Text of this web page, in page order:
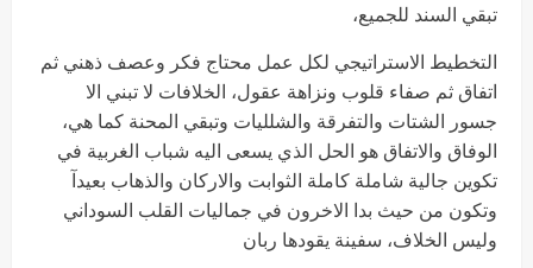
تبقي السند للجميع،
التخطيط الاستراتيجي لكل عمل محتاج فكر وعصف ذهني ثم
اتفاق ثم صفاء قلوب ونزاهة عقول، الخلافات لا تبني الا
جسور الشتات والتفرقة والشلليات وتبقي المحنة كما هي،
الوفاق والاتفاق هو الحل الذي يسعى اليه شباب الغربية في
تكوين جالية شاملة كاملة الثوابت والاركان والذهاب بعيدآ
وتكون من حيث بدا الاخرون في جماليات القلب السوداني
وليس الخلاف، سفينة يقودها ربان